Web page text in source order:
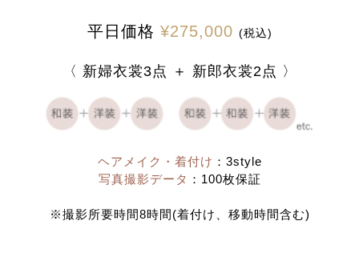
平日価格 ¥275,000 (税込)
〈 新婦衣裳3点 ＋ 新郎衣裳2点 〉
ヘアメイク・着付け ：3style
写真撮影データ ：100枚保証
※撮影所要時間8時間(着付け、移動時間含む)